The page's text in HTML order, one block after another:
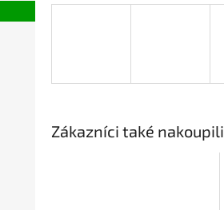
Zákazníci také nakoupili